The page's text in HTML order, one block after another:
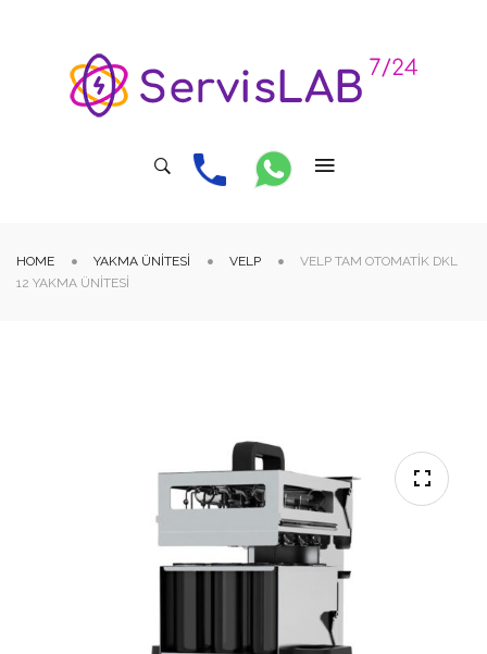
HOME YAKMA ÜNITESI VELP
VELP TAM OTOMATIK DKL
12 YAKMA ÜNITESI